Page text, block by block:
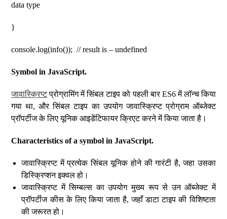
data type
}
console.log(info()); // result is – undefined
Symbol in JavaScript.
जावास्क्रिप्टप्रोग्रामिंग में सिंबल टाइप को पहली बार ES6 में लॉन्च किया
गया था, और सिंबल टाइप का उपयोग जावास्क्रिप्ट प्रोग्राम ऑब्जेक्ट
प्रॉपर्टीज के लिए यूनिक आइडेंटिफायर क्रिएट करने में किया जाता है।
Characteristics of a symbol in JavaScript.
जावास्क्रिप्ट में प्रत्येक सिंबल यूनिक होने की गारंटी है, जहा उसका
डिस्क्रिप्शन इक्वल हो।
जावास्क्रिप्ट में सिम्बल्स का उपयोग मुख्य रूप से उन ऑब्जेक्ट में
प्रॉपर्टीज कीस के लिए किया जाता है, जहाँ डाटा टाइप की विशिष्टता
की जरूरत हो।